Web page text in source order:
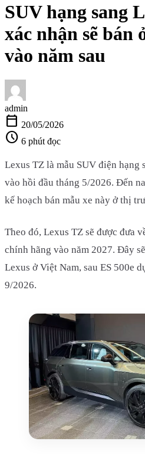
SUV hạng sang
xác nhận sẽ bán
vào năm sau
admin
calendar_today 20/05/2026
schedule 6 phút đọc
Lexus TZ là mẫu SUV điện hạng
vào hồi đầu tháng 5/2026. Đến
kế hoạch bán mẫu xe này ở thị
Theo đó, Lexus TZ sẽ được đưa
chính hãng vào năm 2027. Đây
Lexus ở Việt Nam, sau ES 500e
9/2026.